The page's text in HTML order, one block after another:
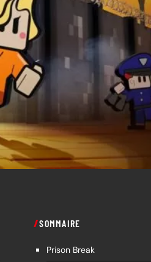
SOMMAIRE
Prison Break